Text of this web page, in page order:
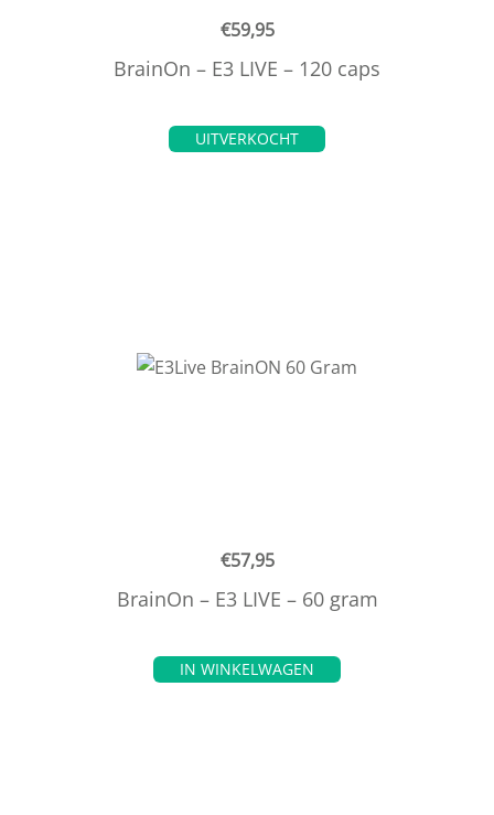
€59,95
BrainOn – E3 LIVE – 120 caps
UITVERKOCHT
€57,95
BrainOn – E3 LIVE – 60 gram
IN WINKELWAGEN